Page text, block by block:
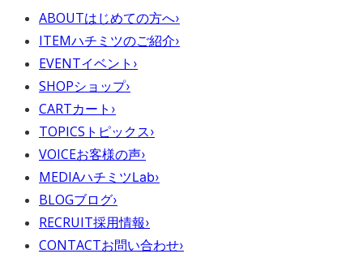
ABOUTはじめての方へ›
ITEMハチミツのご紹介›
EVENTイベント ›
SHOPショップ›
CARTカート ›
TOPICS トピックス›
VOICEお客様の声›
MEDIAハチミツLab›
BLOGブログ›
RECRUIT採用情報›
CONTACTお問い合わせ›